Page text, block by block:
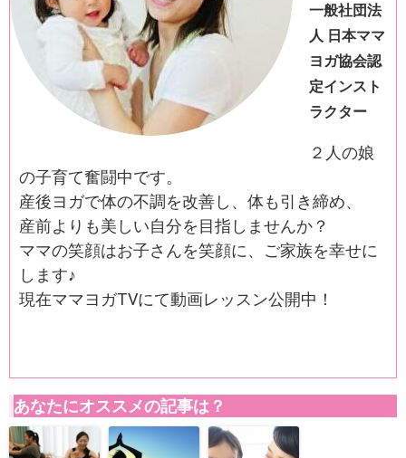
一般社団法
人 日本ママ
ヨガ協会認
定インスト
ラクター
２人の娘
の子育て奮闘中です。
産後ヨガで体の不調を改善し、体も引き締め、
産前よりも美しい自分を目指しませんか？
ママの笑顔はお子さんを笑顔に、ご家族を幸せに
します♪
現在ママヨガTVにて動画レッスン公開中！
あなたにオススメの記事は？